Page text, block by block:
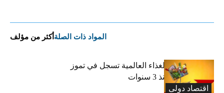
المواد ذات الصلة أكثر من مؤلف
اقتصاد دولی
“الفاو”: أسعار الغذاء العالمية تسجل في تموز
أعلى مستوى منذ 3 سنوات